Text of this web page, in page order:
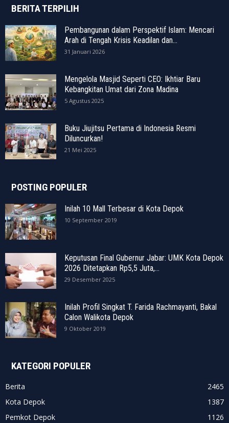
BERITA TERPILIH
Pembangunan dalam Perspektif Islam: Mencari
Arah di Tengah Krisis Keadilan dan...
31 Januari 2026
Mengelola Masjid Seperti CEO: Ikhtiar Baru
Kebangkitan Umat dari Zona Madina
5 Agustus 2025
Buku Jiujitsu Pertama di Indonesia Resmi
Diluncurkan!
21 Mei 2025
POSTING POPULER
Inilah 10 Mall Terbesar di Kota Depok
10 September 2019
Keputusan Final Gubernur Jabar: UMK Kota Depok
2026 Ditetapkan Rp5,5 Juta,...
29 Desember 2025
Inilah Profil Singkat T. Farida Rachmayanti, Bakal
Calon Walikota Depok
9 Oktober 2019
KATEGORI POPULER
Berita
2465
Kota Depok
1387
Pemkot Depok
1126